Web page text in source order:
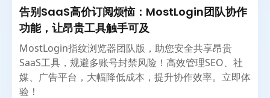
告别SaaS高价订阅烦恼：MostLogin团队协作
功能，让昂贵工具触手可及
MostLogin指纹浏览器团队版，助您安全共享昂贵
SaaS工具，规避多账号封禁风险！高效管理SEO、社
媒、广告平台，大幅降低成本，提升协作效率。立即体
验！